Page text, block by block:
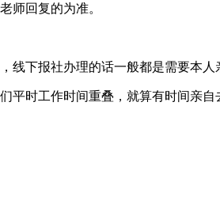
师回复的为准。
下报社办理的话一般都是需要本人
时工作时间重叠，就算有时间亲